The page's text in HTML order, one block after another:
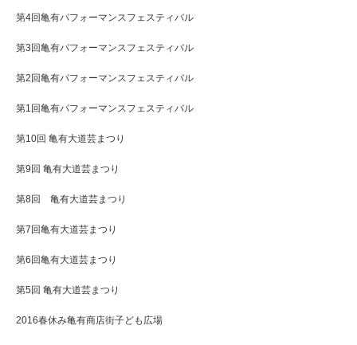
第4回亀有パフォーマンスフェスティバル
第3回亀有パフォーマンスフェスティバル
第2回亀有パフォーマンスフェスティバル
第1回亀有パフォーマンスフェスティバル
第10回 亀有大道芸まつり
第9回 亀有大道芸まつり
第8回 亀有大道芸まつり
第7回亀有大道芸まつり
第6回亀有大道芸まつり
第5回 亀有大道芸まつり
2016春休み亀有商店街子ども広場